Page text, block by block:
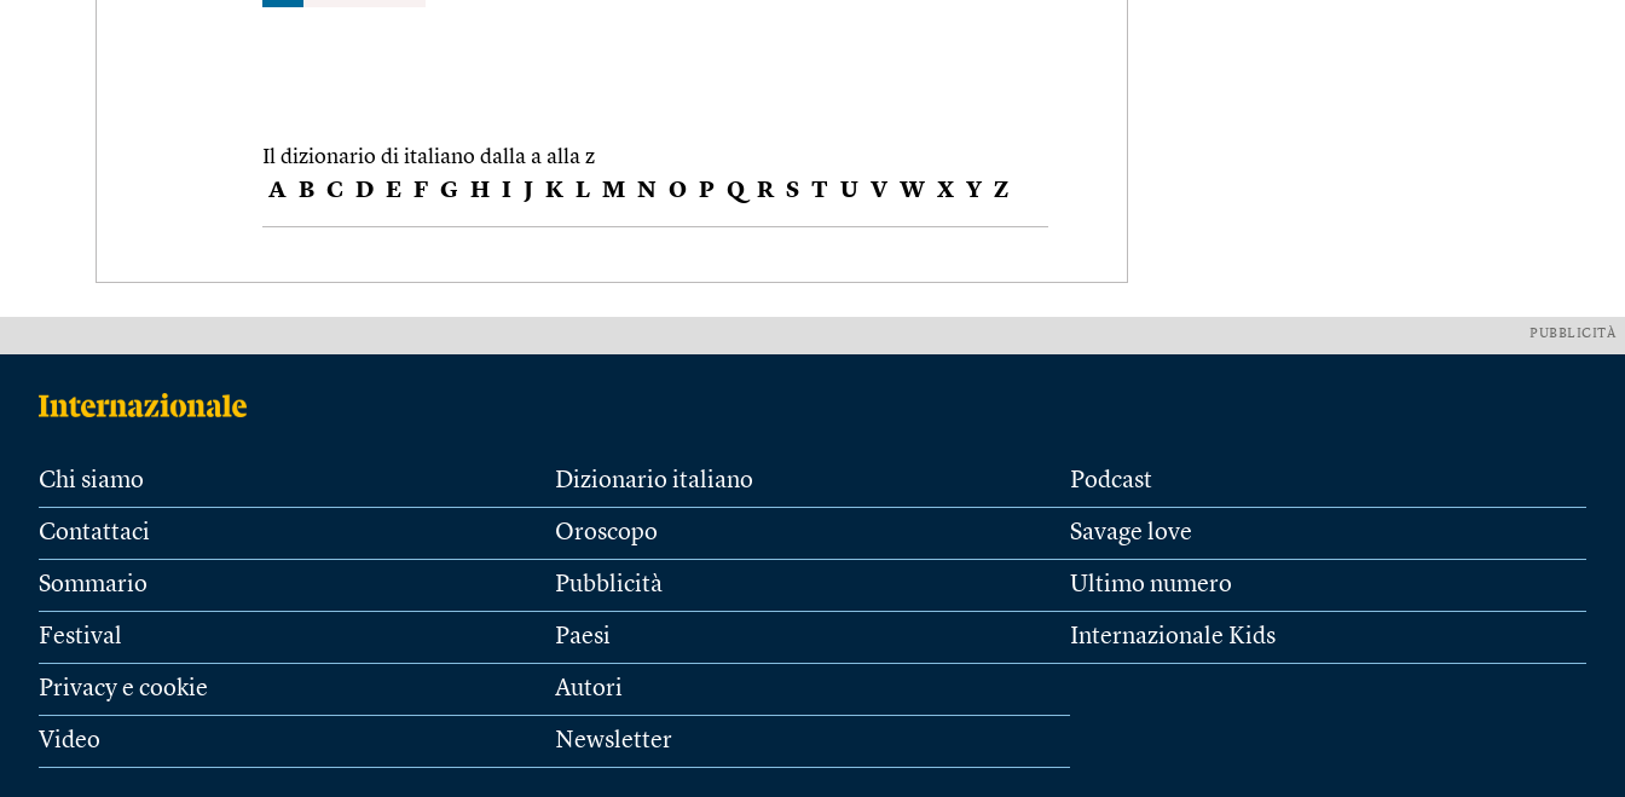
Il dizionario di italiano dalla a alla z
A B C D E F G H I J K L M N O P Q R S T U V W X Y Z
PUBBLICITÀ
Chi siamo
Contattaci
Sommario
Festival
Privacy e cookie
Video
Dizionario italiano
Oroscopo
Pubblicità
Paesi
Autori
Newsletter
Podcast
Savage love
Ultimo numero
Internazionale Kids